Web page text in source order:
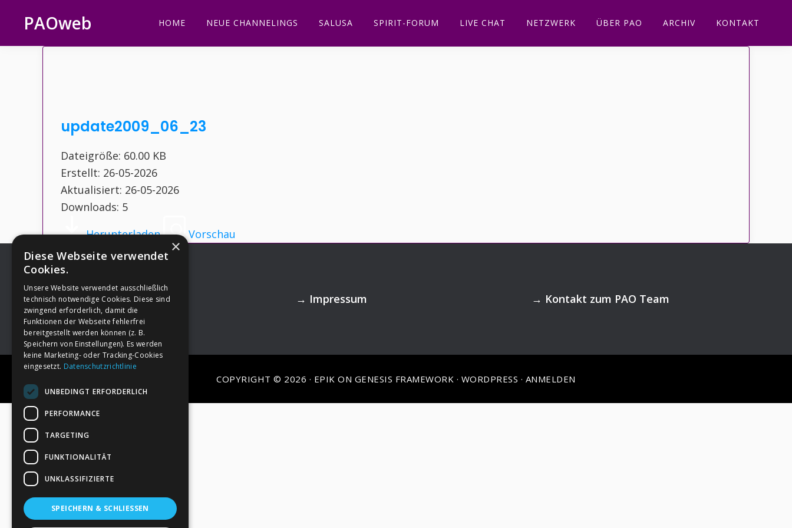
Hauptnavigation
springen
Inhalt
springen
Seitenspalte
springen
Fußzeile
springen
PAOweb HOME NEUE CHANNELINGS SALUSA SPIRIT-FORUM LIVE CHAT NETZWERK ÜBER PAO ARCHIV KONTAKT
update2009_06_23
Dateigröße: 60.00 KB
Erstellt: 26-05-2026
Aktualisiert: 26-05-2026
Downloads: 5
Herunterladen
Vorschau
Footer →Deine Spende → Impressum → Kontakt zum PAO Team
COPYRIGHT © 2026 · EPIK ON GENESIS FRAMEWORK · WORDPRESS · ANMELDEN
×
Diese Webseite verwendet
Cookies.
Unsere Website verwendet ausschließlich
technisch notwendige Cookies. Diese sind
zwingend erforderlich, damit die
Funktionen der Webseite fehlerfrei
bereitgestellt werden können (z. B.
Speichern von Einstellungen). Es werden
keine Marketing- oder Tracking-Cookies
eingesetzt. Datenschutzrichtlinie
UNBEDINGT ERFORDERLICH
PERFORMANCE
TARGETING
FUNKTIONALITÄT
UNKLASSIFIZIERTE
SPEICHERN & SCHLIESSEN